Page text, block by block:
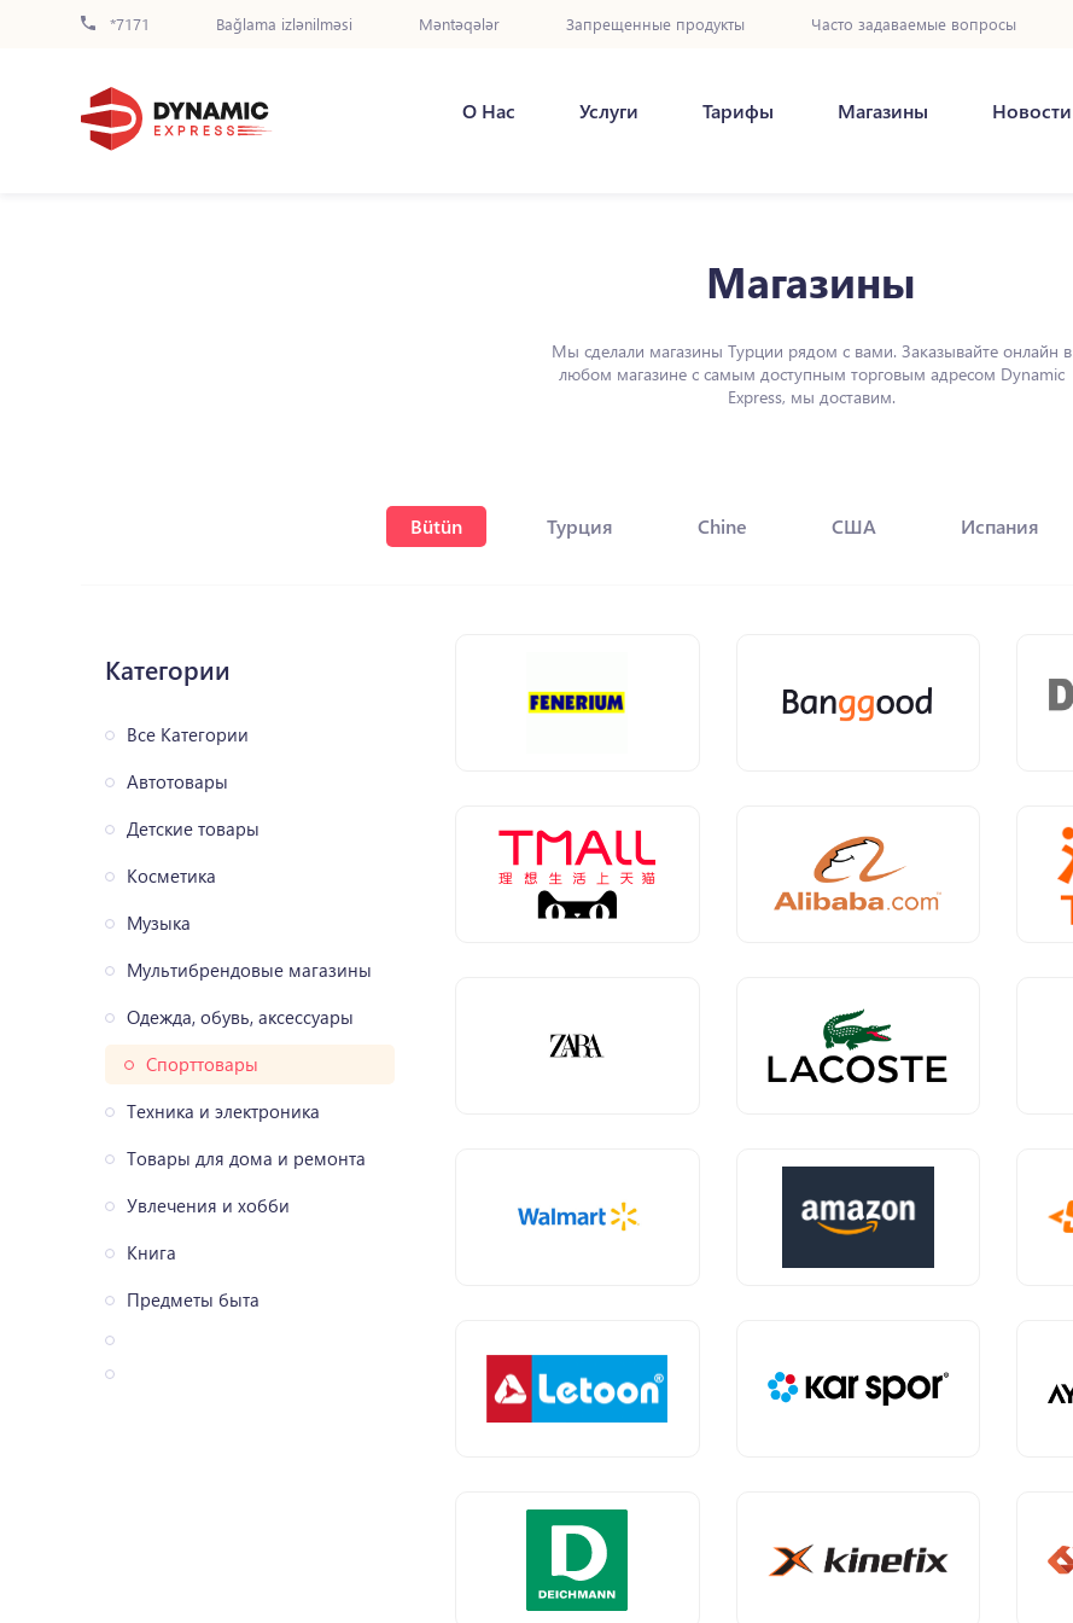
*7171 Bağlama izlənilməsi Məntəqələr Запрещенные продукты Часто задаваемые вопросы
О Нас Услуги Тарифы Магазины Новости
Магазины
Мы сделали магазины Турции рядом с вами. Заказывайте онлайн в
любом магазине с самым доступным торговым адресом Dynamic
Express, мы доставим.
Bütün Турция Chine США Испания
Категории
Все Категории
Автотовары
Детские товары
Косметика
Музыка
Мультибрендовые магазины
Одежда, обувь, аксессуары
Спорттовары
Техника и электроника
Товары для дома и ремонта
Увлечения и хобби
Книга
Предметы быта